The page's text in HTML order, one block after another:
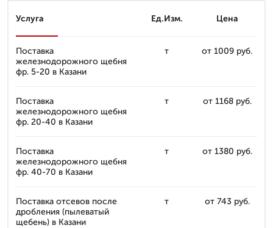
Услуга Ед.Изм. Цена
Поставка
железнодорожного щебня
фр. 5-20 в Казани
т от 1009 руб.
Поставка
железнодорожного щебня
фр. 20-40 в Казани
т от 1168 руб.
Поставка
железнодорожного щебня
фр. 40-70 в Казани
т от 1380 руб.
Поставка отсевов после
дробления (пылеватый
щебень) в Казани
т от 743 руб.